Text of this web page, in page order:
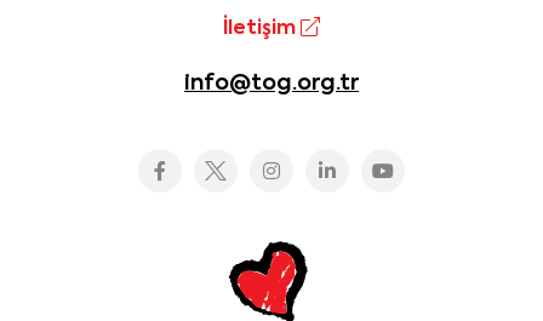
İletişim
info@tog.org.tr